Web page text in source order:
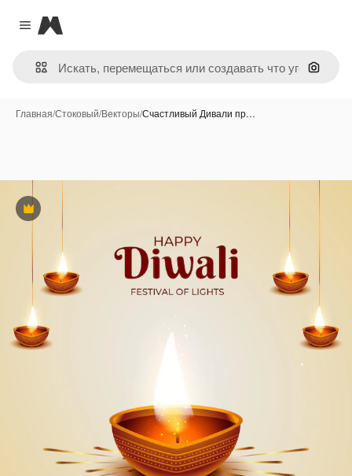
Close menu
Magnific
Поиск
Главная/Стоковый/Векторы/Счастливый Дивали пр…
Премиум